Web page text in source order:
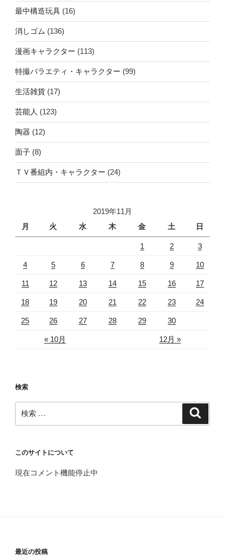
最中構造玩具 (16)
消しゴム (136)
漫画キャラクター (113)
特撮バラエティ・キャラクター (99)
生活雑貨 (17)
芸能人 (123)
陶器 (12)
面子 (8)
ＴＶ番組内・キャラクター (24)
2019年11月
月
火 水 木 金 土 日
« 10月 12月 »
1 2 3
4 5 6 7 8 9 10
11 12 13 14 15 16 17
18 19 20 21 22 23 24
25 26 27 28 29 30
検索
検
索:
このサイトについて
現在コメント機能停止中
最近の投稿